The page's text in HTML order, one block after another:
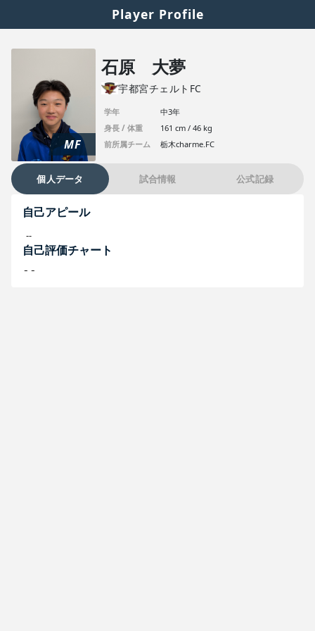
Player Profile
MF
石原 大夢
宇都宮チェルトFC
学年
中3年
身長 / 体重
161 cm / 46 kg
前所属チーム
栃木charme.FC
個人データ 試合情報 公式記録
自己アピール
--
自己評価チャート
--